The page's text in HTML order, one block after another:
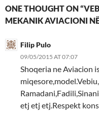
ONE THOUGHT ON
MEKANIK AVIACIONI
Filip Pulo
09/05/2015 AT 07:07
Shoqeria ne Aviacion
etj etj etj.Respekt